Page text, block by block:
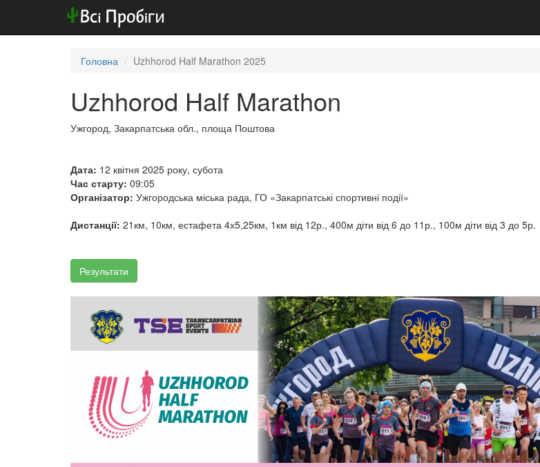
Головна Uzhhorod Half Marathon 2025
Uzhhorod Half Marathon
Ужгород, Закарпатська обл., площа Поштова
Дата: 12 квітня 2025 року, субота
Час старту: 09:05
Організатор: Ужгородська міська рада, ГО «Закарпатські спортивні події»
Дистанції: 21км, 10км, естафета 4х5,25км, 1км від 12р., 400м діти від 6 до 11р., 100м діти від 3 до 5р.
Результати